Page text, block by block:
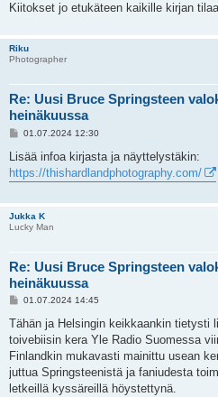
Kiitokset jo etukäteen kaikille kirjan
Riku
Photographer
Re: Uusi Bruce Springsteen
heinäkuussa
V
e
t
01.07.2024 12:30
Lisää infoa kirjasta ja näyttelystäkin:
https://thishardlandphotography.com/
Jukka K
Lucky Man
Re: Uusi Bruce Springsteen
heinäkuussa
V
e
t
i
01.07.2024 14:45
Tähän ja Helsingin keikkaankin tietysti
toivebiisin kera Yle Radio Suomessa
Finlandkin mukavasti mainittu usean
juttua Springsteenistä ja faniudesta
letkeillä kyssäreillä höystettynä.